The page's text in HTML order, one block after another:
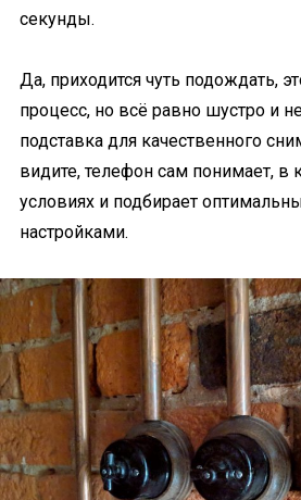
секунды.
Да, приходится чуть подождать,
процесс, но всё равно шустро и
подставка для качественного
видите, телефон сам понимает, в
условиях и подбирает
настройками.